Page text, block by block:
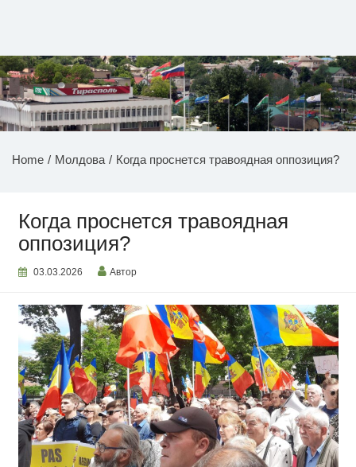
НОВОСТИ ПРИДНЕСТРОВЬЯ
Home Молдова Когда проснется травоядная оппозиция?
Когда проснется травоядная
оппозиция?
03.03.2026 Автор